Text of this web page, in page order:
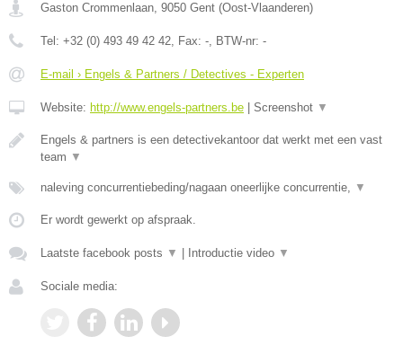
Gaston Crommenlaan, 9050 Gent (Oost-Vlaanderen)
Tel: +32 (0) 493 49 42 42, Fax: -, BTW-nr: -
E-mail › Engels & Partners / Detectives - Experten
Website: http://www.engels-partners.be Screenshot ▼
Engels & partners is een detectivekantoor dat werkt met een vast
team ▼
naleving concurrentiebeding/nagaan oneerlijke concurrentie, ▼
Er wordt gewerkt op afspraak.
Laatste facebook posts ▼ Introductie video ▼
Sociale media: